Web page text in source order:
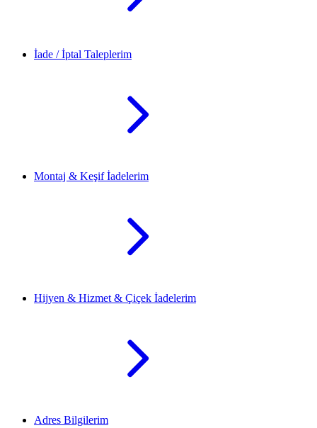
İade / İptal Taleplerim
Montaj & Keşif İadelerim
Hijyen & Hizmet & Çiçek İadelerim
Adres Bilgilerim